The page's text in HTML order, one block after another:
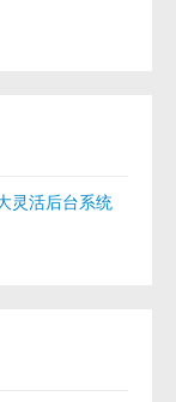
灵活后台系统